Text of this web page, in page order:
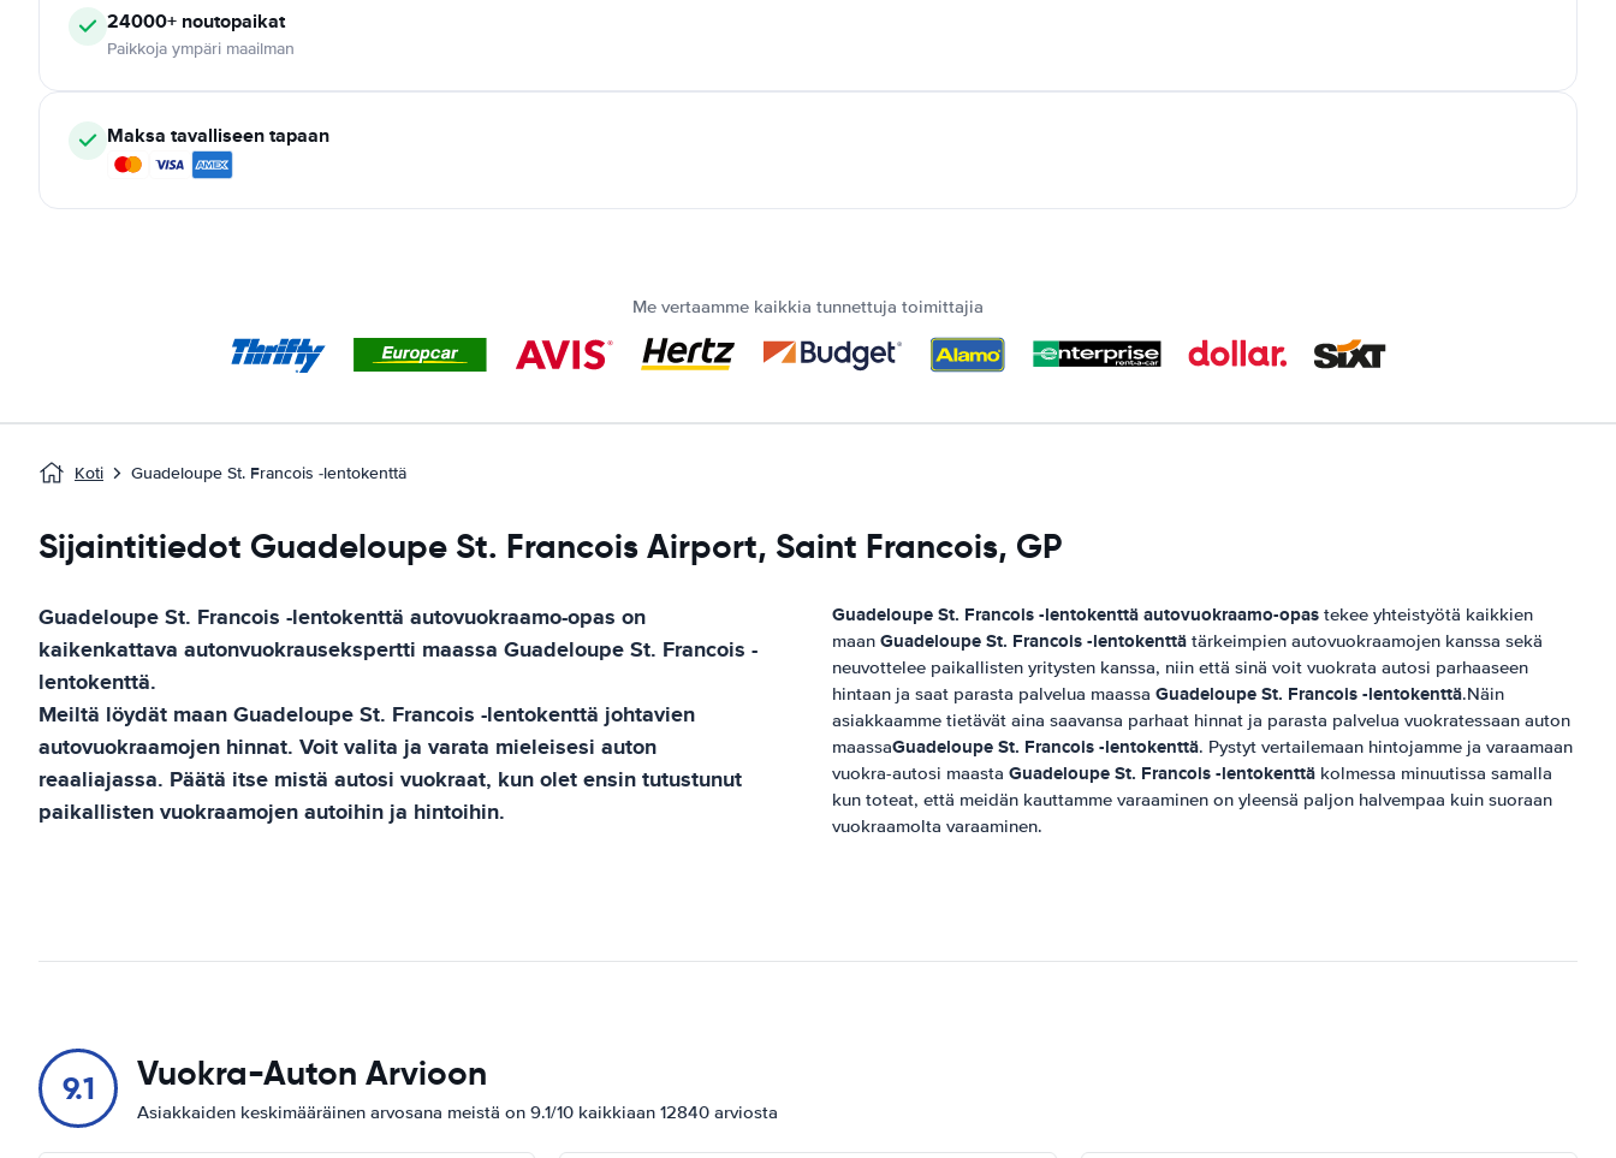
24000+ noutopaikat
Paikkoja ympäri maailman
Maksa tavalliseen tapaan
Me vertaamme kaikkia tunnettuja toimittajia
Koti Guadeloupe St. Francois -lentokenttä
Sijaintitiedot Guadeloupe St. Francois Airport, Saint Francois, GP
Guadeloupe St. Francois -lentokenttä autovuokraamo-opas on
kaikenkattava autonvuokrausekspertti maassa Guadeloupe St. Francois -
lentokenttä.
Meiltä löydät maanGuadeloupe St. Francois -lentokenttä johtavien
autovuokraamojen hinnat. Voit valita ja varata mieleisesi auton
reaaliajassa. Päätä itse mistä autosi vuokraat, kun olet ensin tutustunut
paikallisten vuokraamojen autoihin ja hintoihin.
Guadeloupe St. Francois -lentokenttäautovuokraamo-opas tekee yhteistyötä kaikkien
maan Guadeloupe St. Francois -lentokenttä tärkeimpien autovuokraamojen kanssa sekä
neuvottelee paikallisten yritysten kanssa, niin että sinä voit vuokrata autosi parhaaseen
hintaan ja saat parasta palvelua maassa Guadeloupe St. Francois -lentokenttä.Näin
asiakkaamme tietävät aina saavansa parhaat hinnat ja parasta palvelua vuokratessaan auton
maassaGuadeloupe St. Francois -lentokenttä. Pystyt vertailemaan hintojamme ja varaamaan
vuokra-autosi maasta Guadeloupe St. Francois -lentokenttä kolmessa minuutissa samalla
kun toteat, että meidän kauttamme varaaminen on yleensä paljon halvempaa kuin suoraan
vuokraamolta varaaminen.
9.1 Vuokra-Auton Arvioon
Asiakkaiden keskimääräinen arvosana meistä on 9.1/10 kaikkiaan 12840 arviosta